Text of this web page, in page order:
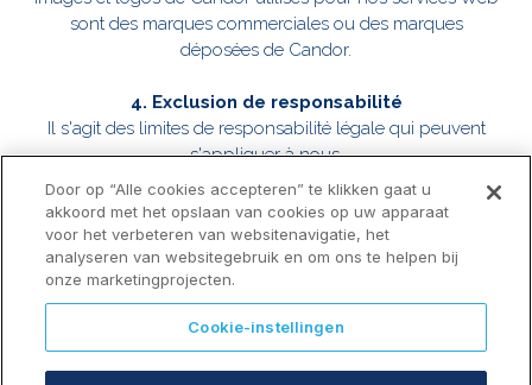
sont des marques commerciales ou des marques
déposées de Candor.
4. Exclusion de responsabilité
Il s'agit des limites de responsabilité légale qui peuvent
s'appliquer à nous.
Dans toute la mesure permise par la loi (et à moins que
Candor n'ait conclu un accord écrit distinct pour
remplacer ce contrat), Candor et ses filiales (et les sociétés
avec lesquelles Candor travaille pour fournir les services)
ne sont pas responsables envers vous ou toute autre
personne des dommages indirects, accessoires, spéciaux
Door op “Alle cookies accepteren” te klikken gaat u
akkoord met het opslaan van cookies op uw apparaat
voor het verbeteren van websitenavigatie, het
analyseren van websitegebruik en om ons te helpen bij
onze marketingprojecten.
Cookie-instellingen